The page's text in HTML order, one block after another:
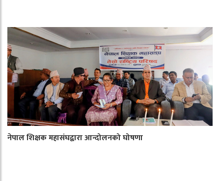
नेपाल शिक्षक महासंघद्वारा आन्दोलनको घोषणा